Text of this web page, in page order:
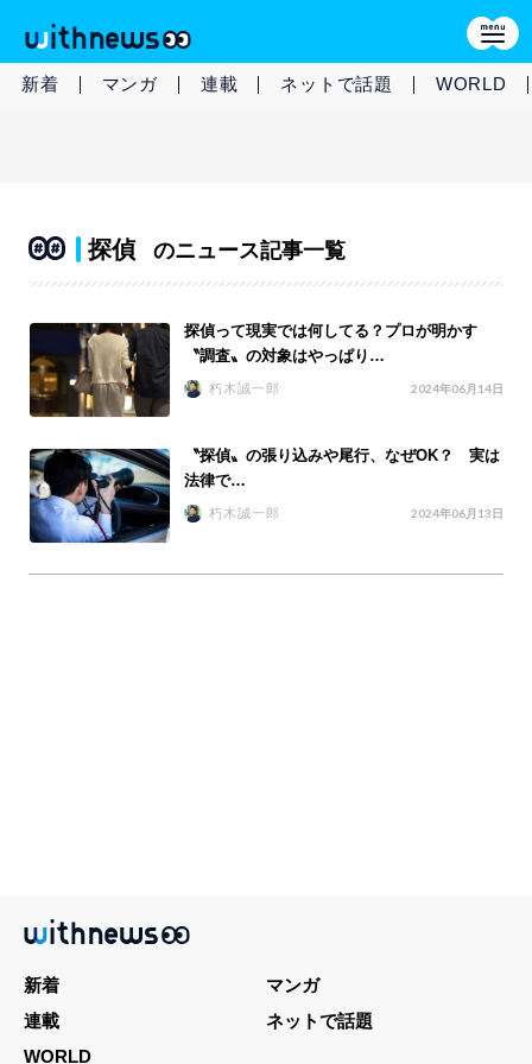
新着 マンガ 連載 ネットで話題 WORLD
探偵 のニュース記事一覧
探偵って現実では何してる？プロが明かす
〝調査〟の対象はやっぱり…
朽木誠一郎 2024年06月14日
〝探偵〟の張り込みや尾行、なぜOK？ 実は
法律で…
朽木誠一郎 2024年06月13日
新着
マンガ
連載
ネットで話題
WORLD